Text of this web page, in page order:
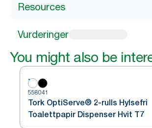
Resources
Vurderinger
You might also be
558041
Tork OptiServe® 2-rulls Hylsefri
Toalettpapir Dispenser Hvit T7